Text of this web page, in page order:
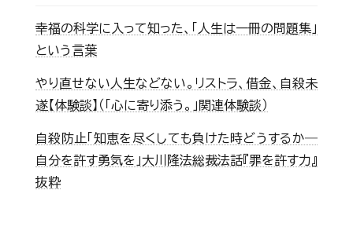
幸福の科学に入って知った、「人生は一冊の問題集」
という言葉
やり直せない人生などない。リストラ、借金、自殺未
遂【体験談】（「心に寄り添う。」関連体験談）
自殺防止「知恵を尽くしても負けた時どうするか―
自分を許す勇気を」大川隆法総裁法話『罪を許す力』
抜粋